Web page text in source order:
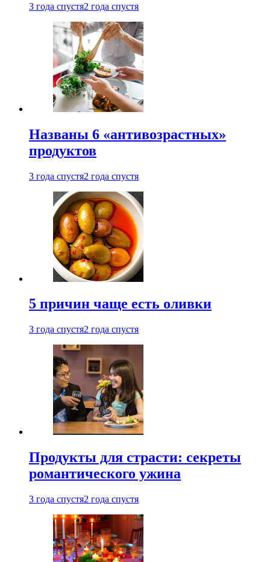
3 года спустя2 года спустя
Названы 6 «антивозрастных»
продуктов
3 года спустя2 года спустя
5 причин чаще есть оливки
3 года спустя2 года спустя
Продукты для страсти: секреты
романтического ужина
3 года спустя2 года спустя